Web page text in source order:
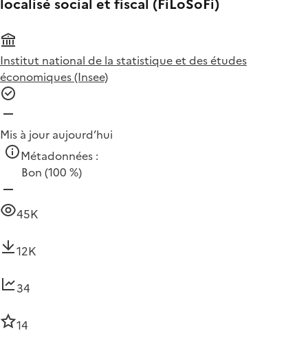
Institut national de la statistique et des études
économiques (Insee)
Mis à jour aujourd’hui
Métadonnées :
Bon (100 %)
45K
12K
34
14